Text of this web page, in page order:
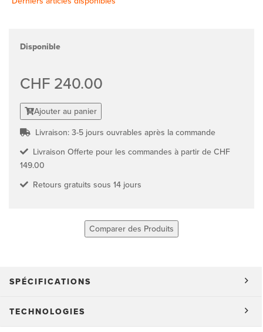
Disponible
CHF 240.00
Ajouter au panier
Livraison: 3-5 jours ouvrables après la commande
Livraison Offerte pour les commandes à partir de CHF
149.00
Retours gratuits sous 14 jours
Comparer des Produits
SPÉCIFICATIONS
TECHNOLOGIES